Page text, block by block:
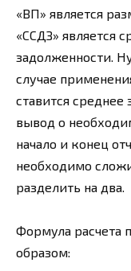
«ВП» является
«ССДЗ» является
задолженности.
случае
ставится среднее
вывод о
начало и конец
необходимо
разделить на два.
Формула расчета
образом: